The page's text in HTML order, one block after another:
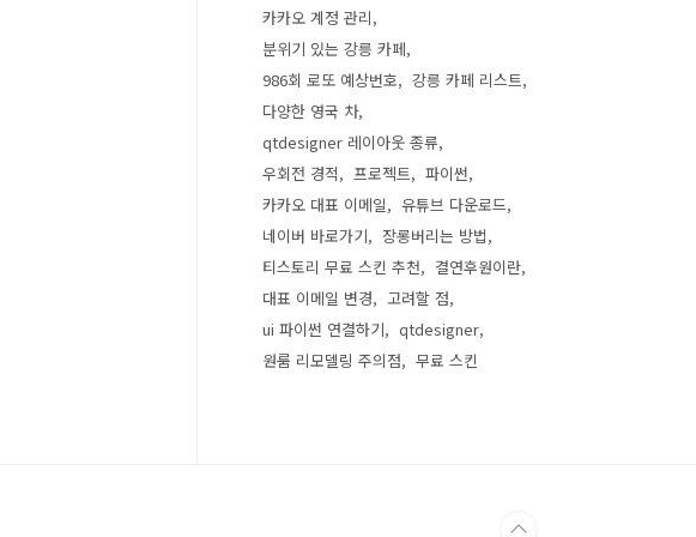
카카오 계정 관리
분위기 있는 강릉 카페
986회 로또 예상번호
강릉 카페 리스트
다양한 영국 차
qtdesigner 레이아웃 종류
우회전 경적
프로젝트
파이썬
카카오 대표 이메일
유튜브 다운로드
네이버 바로가기
장롱버리는 방법
티스토리 무료 스킨 추천
결연후원이란
대표 이메일 변경
고려할 점
ui 파이썬 연결하기
qtdesigner
원룸 리모델링 주의점
무료 스킨